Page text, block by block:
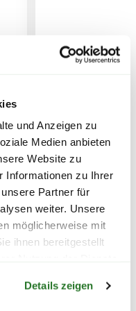
und Anzeigen zu
Medien anbieten
Website zu
Informationen zu Ihrer
Partner für
weiter. Unsere
möglicherweise mit
ihnen bereitgestellt
Details zeigen
einmal berechnet
vor
verschickt
zu vermeiden.
ASTRA
Pin', 45x75 cm,
schwarz
14,99